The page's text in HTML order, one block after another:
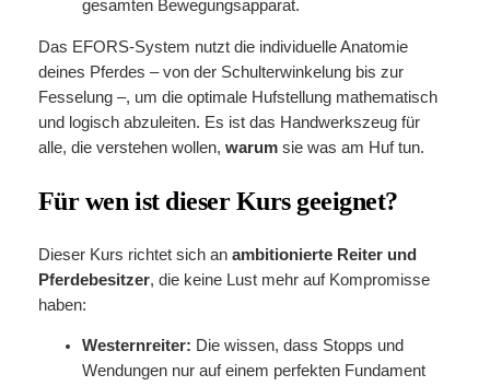
gesamten Bewegungsapparat.
Das EFORS-System nutzt die individuelle Anatomie
deines Pferdes – von der Schulterwinkelung bis zur
Fesselung –, um die optimale Hufstellung mathematisch
und logisch abzuleiten. Es ist das Handwerkszeug für
alle, die verstehen wollen, warumsie was am Huf tun.
Für wen ist dieser Kurs geeignet?
Dieser Kurs richtet sich an ambitionierte Reiter und
Pferdebesitzer, die keine Lust mehr auf Kompromisse
haben:
Westernreiter: Die wissen, dass Stopps und
Wendungen nur auf einem perfekten Fundament